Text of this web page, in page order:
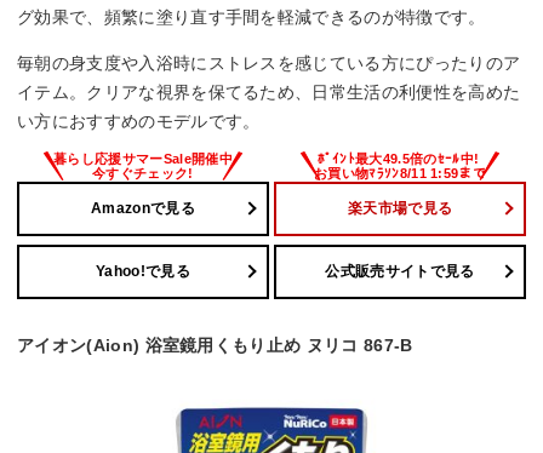
グ効果で、頻繁に塗り直す手間を軽減できるのが特徴です。
毎朝の身支度や入浴時にストレスを感じている方にぴったりのア
イテム。クリアな視界を保てるため、日常生活の利便性を高めた
い方におすすめのモデルです。
Amazonで見る 楽天市場で見る
Yahoo!で見る 公式販売サイトで見る
アイオン(Aion) 浴室鏡用くもり止め ヌリコ 867-B